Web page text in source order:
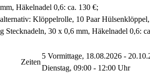
mm, Häkelnadel 0,6: ca. 130 €;
alternativ: Klöppelrolle, 10 Paar
g Stecknadeln, 30 x 0,6 mm, Häkelnadel 0,6:
Zeiten
5 Vormittage, 18.08.2026 -
Dienstag, 09:00 - 12:00 Uhr